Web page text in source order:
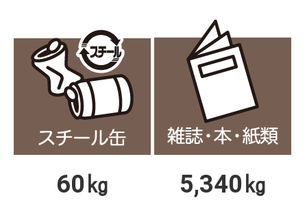
60㎏ 5,340㎏